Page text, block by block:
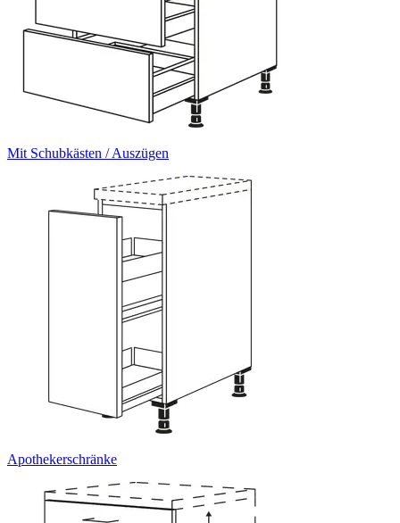
Mit Schubkästen / Auszügen
Apothekerschränke